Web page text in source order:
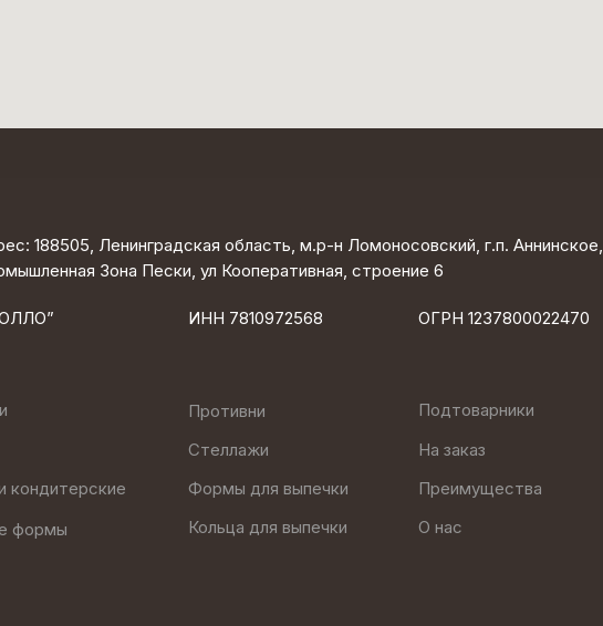
ИНН 7810972568 ОГРН 1237800022470
188505, Ленинградская область, м.р-н Ломоносовский, г.п. Аннинское,
Зона Пески, ул Кооперативная, строение 6
Формы для выпечки
На заказ
Преимущества
О нас
формы
Противни
Стеллажи
кондитерские
Кольца для выпечки
Подтоварники